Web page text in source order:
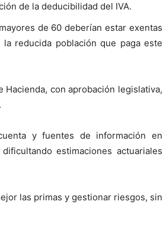
de la deducibilidad del IVA.
de 60 deberían estar exentas
reducida población que paga este
con aprobación legislativa,
y fuentes de información en
estimaciones actuariales
las primas y gestionar riesgos, sin